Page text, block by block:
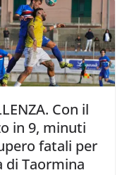
Con il
in 9, minuti
fatali per
di Taormina